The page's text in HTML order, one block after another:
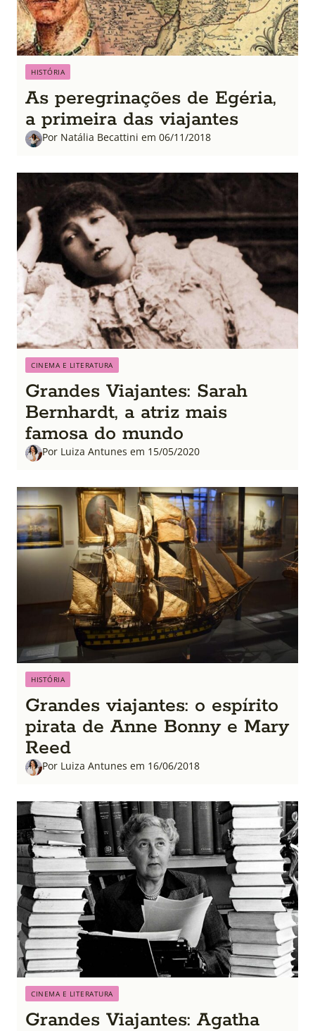
HISTÓRIA
As peregrinações de Egéria,
a primeira das viajantes
Por Natália Becattini em 06/11/2018
CINEMA E LITERATURA
Grandes Viajantes: Sarah
Bernhardt, a atriz mais
famosa do mundo
Por Luiza Antunes em 15/05/2020
HISTÓRIA
Grandes viajantes: o espírito
pirata de Anne Bonny e Mary
Reed
Por Luiza Antunes em 16/06/2018
CINEMA E LITERATURA
Grandes Viajantes: Agatha